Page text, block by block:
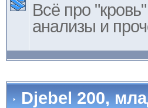
Всё про
анализы и
Djebel 200,